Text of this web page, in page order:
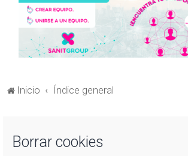
Inicio Índice general
Borrar cookies